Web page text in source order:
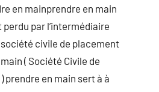
en mainprendre en main
par l’intermédiaire
société civile de placement
( Société Civile de
prendre en main sert à à